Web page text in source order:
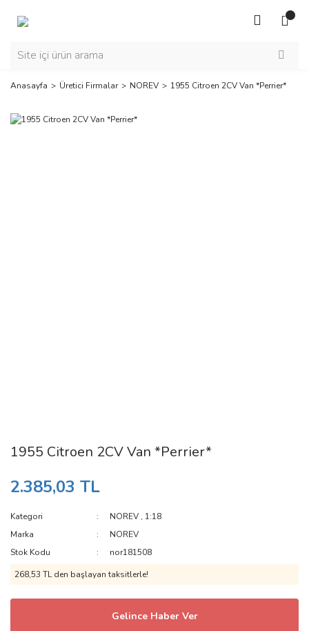
Anasayfa Üretici Firmalar NOREV 1955 Citroen 2CV Van *Perrier*
1955 Citroen 2CV Van *Perrier*
2.385,03 TL
Kategori NOREV , 1:18
Marka
NOREV
Stok Kodu
nor181508
268,53 TL den başlayan taksitlerle!
Gelince Haber Ver